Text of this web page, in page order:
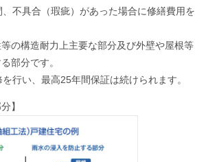
不具合（瑕疵）があった場合に修繕費用を
の構造耐力上主要な部分及び外壁や屋根等
部分です。
行い、最高25年間保証は続けられます。
】